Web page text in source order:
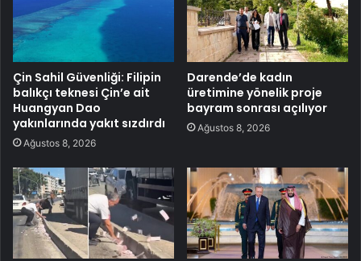
Çin Sahil Güvenliği: Filipin
balıkçı teknesi Çin’e ait
Huangyan Dao
yakınlarında yakıt sızdırdı
Ağustos 8, 2026
Darende’de kadın
üretimine yönelik proje
bayram sonrası açılıyor
Ağustos 8, 2026